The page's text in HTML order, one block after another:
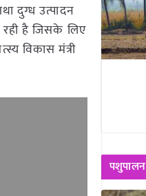
दुग्ध उत्पादन
है जिसके लिए
विकास मंत्री
पशुपालन